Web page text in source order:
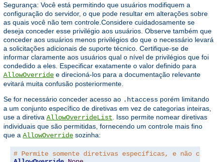
Segurança: Você está permitindo que usuários modifiquem a
configuração do servidor, o que pode resultar em alterações sobre
as quais você não tem controle.Considere cuidadosamente se
deseja conceder esse privilégio aos usuários. Observe também que
conceder aos usuários menos privilégios do que o necessário levará
a solicitações adicionais de suporte técnico. Certifique-se de
informar claramente aos usuários qual o nível de privilégios que foi
condedido a eles. Especificar exatamente o valor definido para
AllowOverride e direcioná-los para a documentação relevante
evitará muita confusão posteriormente.
Se for necessário conceder acesso ao .htaccess porém limitando
a um conjunto específico de diretivas em vez de categorias inteiras,
use a diretiva AllowOverrideList . Isso permite nomear diretivas
individuais que são permitidas, fornecendo um controle mais fino
que a AllowOverride sozinha:
# Permite somente diretivas específicas, e não